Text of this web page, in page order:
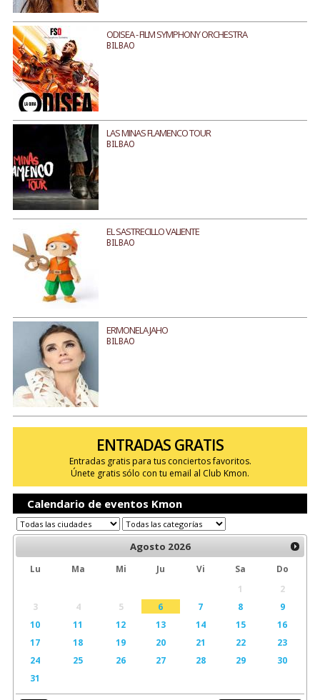
ODISEA - FILM SYMPHONY ORCHESTRA
BILBAO
LAS MINAS FLAMENCO TOUR
BILBAO
EL SASTRECILLO VALIENTE
BILBAO
ERMONELA JAHO
BILBAO
ENTRADAS GRATIS
Entradas gratis para tus conciertos favoritos.
Únete gratis sólo con tu email al Club Kmon.
Calendario de eventos Kmon
Agosto 2026
Lu Ma Mi Ju Vi Sa
Do
1
2
3
4 5 6 7 8
9
10
11 12 13 14 15
16
17
18 19 20 21 22
23
24
25 26 27 28 29
30
31